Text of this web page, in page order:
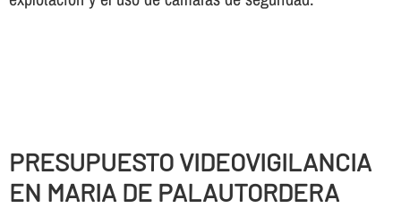
PRESUPUESTO VIDEOVIGILANCIA
EN MARIA DE PALAUTORDERA